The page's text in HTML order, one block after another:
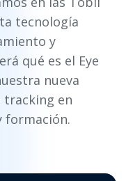
tecnología
y
qué es el Eye
nueva
tracking en
formación.